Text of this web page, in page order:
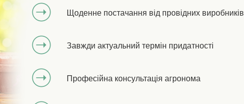
Щоденне постачання від провідних виробників
Завжди актуальний термін придатності
Професійна консультація агронома